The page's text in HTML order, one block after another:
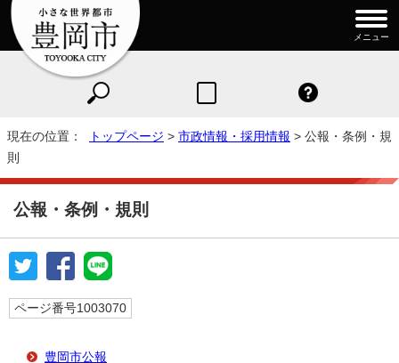
メニュー
現在の位置： トップページ > 市政情報・採用情報 > 公報・条例・規
則
公報・条例・規則
ページ番号1003070
豊岡市公報